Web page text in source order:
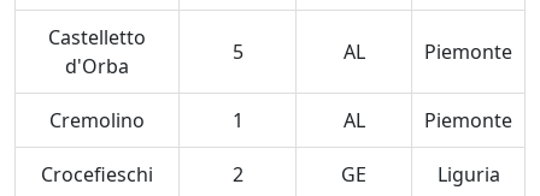
Castelletto
d'Orba
5 AL Piemonte
Cremolino 1 AL Piemonte
Crocefieschi 2 GE Liguria